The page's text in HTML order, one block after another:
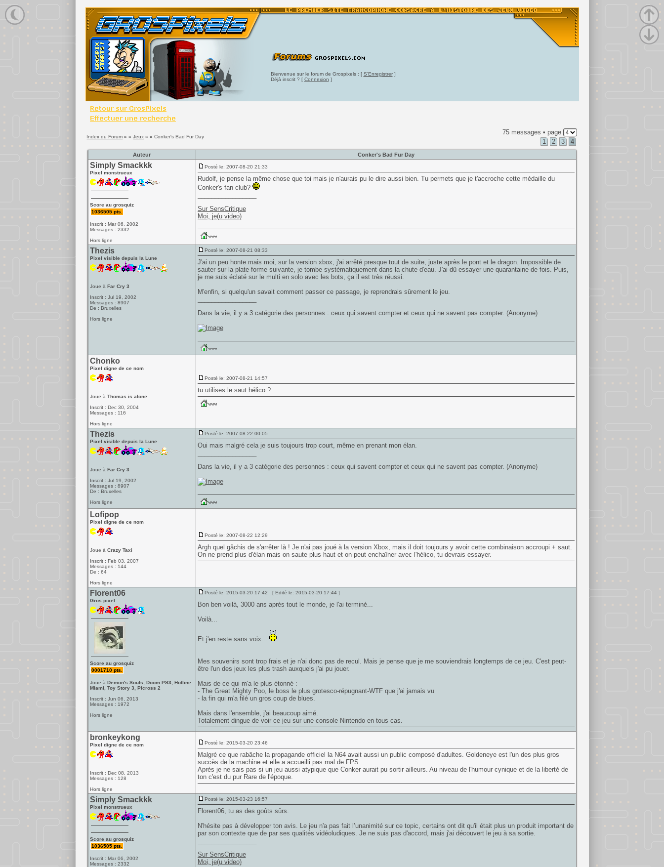
Bienvenue sur le forum de Grospixels : [ S'Enregistrer]
Déjà inscrit ? [ Connexion ]
Index du Forum » »Jeux » »Conker's Bad Fur Day
75 messages • page
1
2 3 4
Auteur Conker's Bad Fur Day
Simply Smackkk
Pixel monstrueux
Score au grosquiz
1036505 pts.
Inscrit : Mar 06, 2002
Messages : 2332
Hors ligne
Posté le: 2007-08-20 21:33
Rudolf, je pense la même chose que toi mais je n'aurais pu le dire aussi bien. Tu permets que je t'accroche cette médaille du
Conker's fan club?
Sur SensCritique
Moi, je(u video)
Thezis
Pixel visible depuis la Lune
Joue à Far Cry 3
Inscrit : Jul 19, 2002
Messages : 8907
De : Bruxelles
Hors ligne
Posté le: 2007-08-21 08:33
J'ai un peu honte mais moi, sur la version xbox, j'ai arrêté presque tout de suite, juste après le pont et le dragon. Impossible de
sauter sur la plate-forme suivante, je tombe systématiquement dans la chute d'eau. J'ai dû essayer une quarantaine de fois. Puis,
je me suis éclaté sur le multi en solo avec les bots, ça il est très réussi.
M'enfin, si quelqu'un savait comment passer ce passage, je reprendrais sûrement le jeu.
Dans la vie, il y a 3 catégorie des personnes : ceux qui savent compter et ceux qui ne savent pas compter. (Anonyme)
Chonko
Pixel digne de ce nom
Joue à Thomas is alone
Inscrit : Dec 30, 2004
Messages : 116
Hors ligne
Posté le: 2007-08-21 14:57
tu utilises le saut hélico ?
Thezis
Pixel visible depuis la Lune
Joue à Far Cry 3
Inscrit : Jul 19, 2002
Messages : 8907
De : Bruxelles
Hors ligne
Posté le: 2007-08-22 00:05
Oui mais malgré cela je suis toujours trop court, même en prenant mon élan.
Dans la vie, il y a 3 catégorie des personnes : ceux qui savent compter et ceux qui ne savent pas compter. (Anonyme)
Lofipop
Pixel digne de ce nom
Joue à Crazy Taxi
Inscrit : Feb 03, 2007
Messages : 144
De : 64
Hors ligne
Posté le: 2007-08-22 12:29
Argh quel gâchis de s'arrêter là ! Je n'ai pas joué à la version Xbox, mais il doit toujours y avoir cette combinaison accroupi + saut.
On ne prend plus d'élan mais on saute plus haut et on peut enchaîner avec l'hélico, tu devrais essayer.
Florent06
Gros pixel
Score au grosquiz
0001710 pts.
Joue à Demon's Souls, Doom PS3, Hotline
Miami, Toy Story 3, Picross 2
Inscrit : Jun 06, 2013
Messages : 1972
Hors ligne
Posté le: 2015-03-20 17:42 [ Edité le: 2015-03-20 17:44 ]
Bon ben voilà, 3000 ans après tout le monde, je l'ai terminé...
Voilà...
Et j'en reste sans voix...
Mes souvenirs sont trop frais et je n'ai donc pas de recul. Mais je pense que je me souviendrais longtemps de ce jeu. C'est peut-
être l'un des jeux les plus trash auxquels j'ai pu jouer.
Mais de ce qui m'a le plus étonné :
- The Great Mighty Poo, le boss le plus grotesco-répugnant-WTF que j'ai jamais vu
- la fin qui m'a filé un gros coup de blues.
Mais dans l'ensemble, j'ai beaucoup aimé.
Totalement dingue de voir ce jeu sur une console Nintendo en tous cas.
bronkeykong
Pixel digne de ce nom
Inscrit : Dec 08, 2013
Messages : 128
Hors ligne
Posté le: 2015-03-20 23:46
Malgré ce que rabâche la propagande officiel la N64 avait aussi un public composé d'adultes. Goldeneye est l'un des plus gros
succès de la machine et elle a accueilli pas mal de FPS.
Après je ne sais pas si un jeu aussi atypique que Conker aurait pu sortir ailleurs. Au niveau de l'humour cynique et de la liberté de
ton c'est du pur Rare de l'époque.
Simply Smackkk
Pixel monstrueux
Score au grosquiz
1036505 pts.
Inscrit : Mar 06, 2002
Messages : 2332
Posté le: 2015-03-23 16:57
Florent06, tu as des goûts sûrs.
N'hésite pas à développer ton avis. Le jeu n'a pas fait l’unanimité sur ce topic, certains ont dit qu'il était plus un produit important de
par son contexte que de par ses qualités vidéoludiques. Je ne suis pas d'accord, mais j'ai découvert le jeu à sa sortie.
Sur SensCritique
Moi, je(u video)